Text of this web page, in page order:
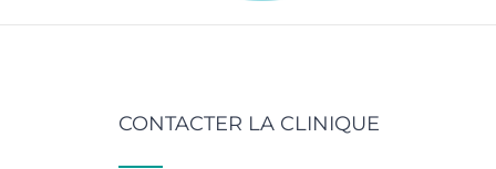
CONTACTER LA CLINIQUE